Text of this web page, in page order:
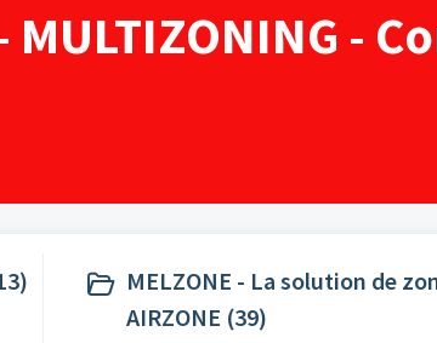
MULTIZONING -
MELZONE - La solution de
AIRZONE (39)